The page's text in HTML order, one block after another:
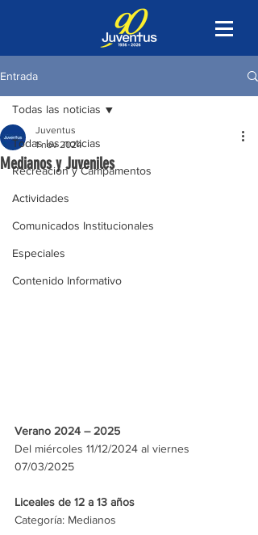
Entrada
Todas las noticias
Recreación y Campamentos
Actividades
Comunicados Institucionales
Especiales
Contenido Informativo
Todas las noticias
Medianos y Juveniles
Juventus
1 nov 2024
Verano 2024 – 2025
Del miércoles 11/12/2024 al viernes
07/03/2025
Liceales de 12 a 13 años
Categoría: Medianos